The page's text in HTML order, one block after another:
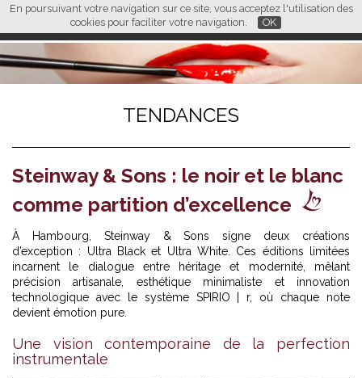
En poursuivant votre navigation sur ce site, vous acceptez l'utilisation des
cookies pour faciliter votre navigation.
OK
FR EN CN
L M
TENDANCES
Steinway & Sons : le noir et le blanc
comme partition d’excellence
À Hambourg, Steinway & Sonssigne deux créations
d’exception : Ultra Black et Ultra White. Ces éditions limitées
incarnent le dialogue entre héritage et modernité, mêlant
précision artisanale, esthétique minimaliste et innovation
technologique avec le système SPIRIO | r, où chaque note
devient émotion pure.
Une vision contemporaine de la perfection
instrumentale